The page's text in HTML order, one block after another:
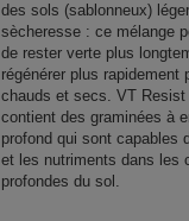
des sols (sablonneux)
sècheresse : ce mélange
de rester verte plus
régénérer plus rapidement
chauds et secs. VT Resist
contient des graminées à
profond qui sont capables
et les nutriments dans les
profondes du sol.